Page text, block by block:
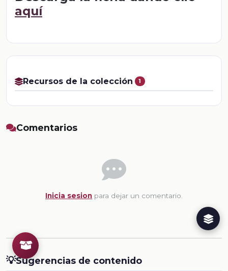
aquí
Recursos de la colección 1
Comentarios
Inicia sesion para dejar un comentario.
💡Sugerencias de contenido